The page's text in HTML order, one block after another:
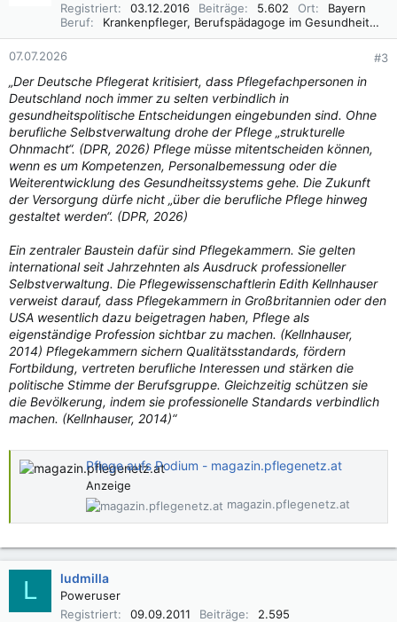
e
:
Registriert
03.12.2016 Beiträge 5.602 Ort
Bayern
Beruf
Krankenpfleger, Berufspädagoge im Gesundheitswesen B. A.
07.07.2026 #3
„Der Deutsche Pflegerat kritisiert, dass Pflegefachpersonen in
Deutschland noch immer zu selten verbindlich in
gesundheitspolitische Entscheidungen eingebunden sind. Ohne
berufliche Selbstverwaltung drohe der Pflege „strukturelle
Ohnmacht“. (DPR, 2026) Pflege müsse mitentscheiden können,
wenn es um Kompetenzen, Personalbemessung oder die
Weiterentwicklung des Gesundheitssystems gehe. Die Zukunft
der Versorgung dürfe nicht „über die berufliche Pflege hinweg
gestaltet werden“. (DPR, 2026)
Ein zentraler Baustein dafür sind Pflegekammern. Sie gelten
international seit Jahrzehnten als Ausdruck professioneller
Selbstverwaltung. Die Pflegewissenschaftlerin Edith Kellnhauser
verweist darauf, dass Pflegekammern in Großbritannien oder den
USA wesentlich dazu beigetragen haben, Pflege als
eigenständige Profession sichtbar zu machen. (Kellnhauser,
2014) Pflegekammern sichern Qualitätsstandards, fördern
Fortbildung, vertreten berufliche Interessen und stärken die
politische Stimme der Berufsgruppe. Gleichzeitig schützen sie
die Bevölkerung, indem sie professionelle Standards verbindlich
machen. (Kellnhauser, 2014)“
Pflege aufs Podium - magazin.pflegenetz.at
Anzeige
magazin.pflegenetz.at
L ludmilla
Poweruser
Registriert
09.09.2011 Beiträge 2.595